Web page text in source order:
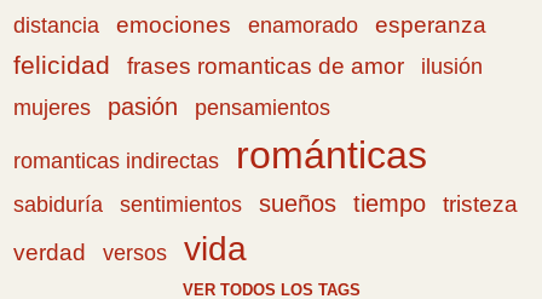
distancia emociones enamorado esperanza
felicidad frases romanticas de amor
ilusión
mujeres
pasión pensamientos
romanticas indirectas románticas
sabiduría sentimientos sueños tiempo
tristeza
verdad
versos vida
VER TODOS LOS TAGS